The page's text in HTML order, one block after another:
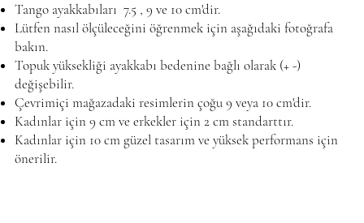
Tango ayakkabıları 7.5 , 9 ve 10 cm'dir.
Lütfen nasıl ölçüleceğini öğrenmek için aşağıdaki fotoğrafa
bakın.
Topuk yüksekliği ayakkabı bedenine bağlı olarak (+ -)
değişebilir.
Çevrimiçi mağazadaki resimlerin çoğu 9 veya 10 cm'dir.
Kadınlar için 9 cm ve erkekler için 2 cm standarttır.
Kadınlar için 10 cm güzel tasarım ve yüksek performans için
önerilir.